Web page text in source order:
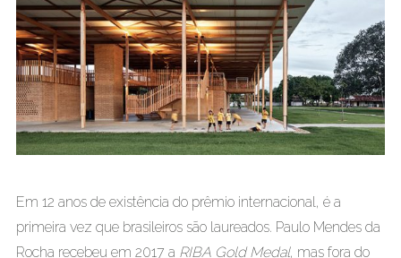
Em 12 anos de existência do prêmio internacional, é a
primeira vez que brasileiros são laureados. Paulo Mendes da
Rocha recebeu em 2017 a RIBA Gold Medal, mas fora do